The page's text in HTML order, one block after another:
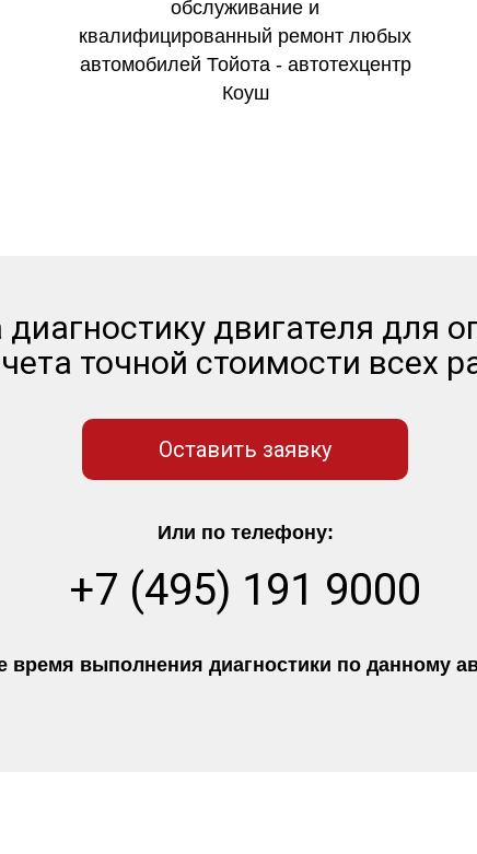
двигателя для
точной стоимости всех
Оставить заявку
Или по телефону:
+7 (495) 191 9000
время выполнения диагностики по данному